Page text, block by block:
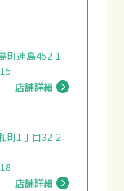
町連島452-1
店舗詳細
町1丁目32-2
店舗詳細